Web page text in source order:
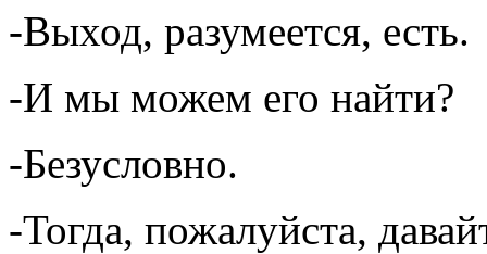
-Выход, разумеется, есть.
-И мы можем его найти?
-Безусловно.
-Тогда, пожалуйста,